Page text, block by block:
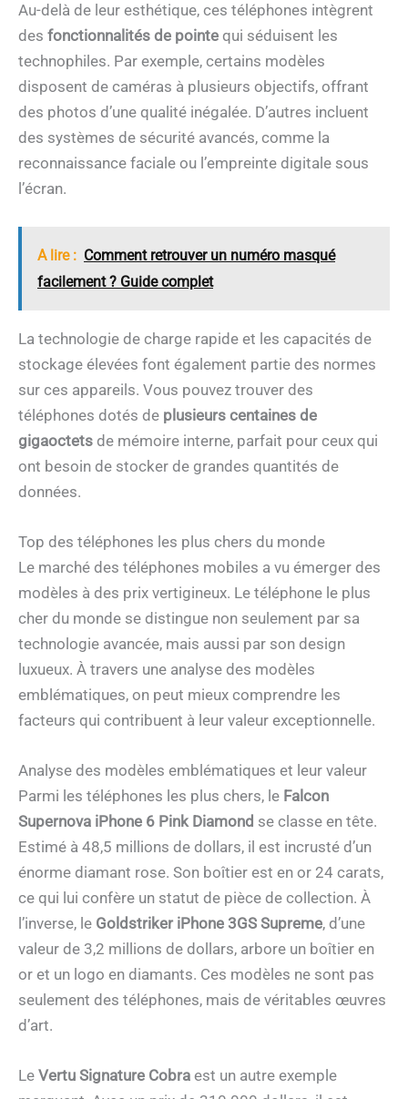
Au-delà de leur esthétique, ces téléphones intègrent
des fonctionnalités de pointe qui séduisent les
technophiles. Par exemple, certains modèles
disposent de caméras à plusieurs objectifs, offrant
des photos d’une qualité inégalée. D’autres incluent
des systèmes de sécurité avancés, comme la
reconnaissance faciale ou l’empreinte digitale sous
l’écran.
A lire : Comment retrouver un numéro masqué
facilement ? Guide complet
La technologie de charge rapide et les capacités de
stockage élevées font également partie des normes
sur ces appareils. Vous pouvez trouver des
téléphones dotés de plusieurs centaines de
gigaoctets de mémoire interne, parfait pour ceux qui
ont besoin de stocker de grandes quantités de
données.
Top des téléphones les plus chers du monde
Le marché des téléphones mobiles a vu émerger des
modèles à des prix vertigineux. Le téléphone le plus
cher du monde se distingue non seulement par sa
technologie avancée, mais aussi par son design
luxueux. À travers une analyse des modèles
emblématiques, on peut mieux comprendre les
facteurs qui contribuent à leur valeur exceptionnelle.
Analyse des modèles emblématiques et leur valeur
Parmi les téléphones les plus chers, le Falcon
Supernova iPhone 6 Pink Diamond se classe en tête.
Estimé à 48,5 millions de dollars, il est incrusté d’un
énorme diamant rose. Son boîtier est en or 24 carats,
ce qui lui confère un statut de pièce de collection. À
l’inverse, le Goldstriker iPhone 3GS Supreme, d’une
valeur de 3,2 millions de dollars, arbore un boîtier en
or et un logo en diamants. Ces modèles ne sont pas
seulement des téléphones, mais de véritables œuvres
d’art.
Le Vertu Signature Cobra est un autre exemple